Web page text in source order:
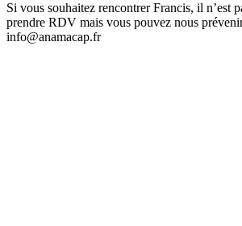
Si vous souhaitez rencontrer Francis, il n’est
prendre RDV mais vous pouvez nous
info@anamacap.fr